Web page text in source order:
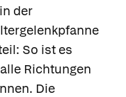
der
So ist es
Richtungen
Die